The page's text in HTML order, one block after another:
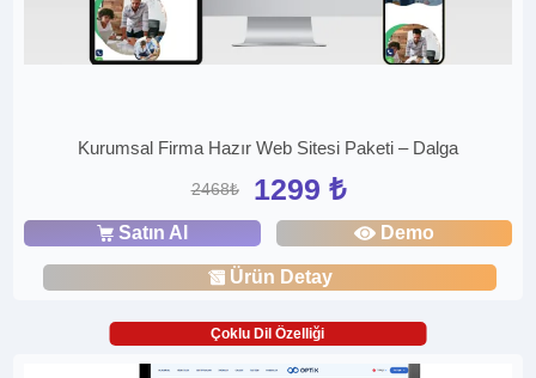
Kurumsal Firma Hazır Web Sitesi Paketi – Dalga
2468₺ 1299 ₺
Satın Al Demo
Ürün Detay
Çoklu Dil Özelliği